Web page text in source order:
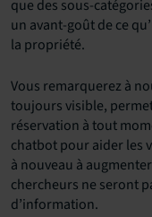
que des sous-
un avant-goût de ce
la propriété.
Vous remarquerez à
toujours visible,
réservation à tout
chatbot pour aider les
à nouveau à
chercheurs ne seront
d’information.